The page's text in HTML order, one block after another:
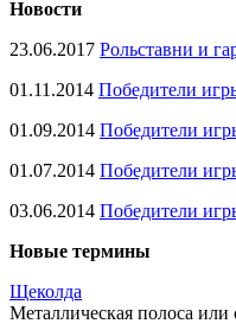
Новости
23.06.2017 Рольставни и
01.11.2014 Победители
01.09.2014 Победители
01.07.2014 Победители
03.06.2014 Победители
Новые термины
Щеколда
Металлическая полоса